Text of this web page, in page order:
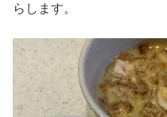
らします。